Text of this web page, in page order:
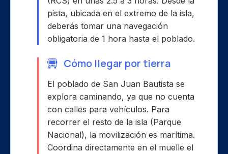
pista, ubicada en el extremo de la isla,
deberás tomar una navegación
obligatoria de 1 hora hasta el poblado.
Cómo llegar por tierra
El poblado de San Juan Bautista se
explora caminando, ya que no cuenta
con calles para vehículos. Para
recorrer el resto de la isla (Parque
Nacional), la movilización es marítima.
Coordina directamente en el muelle el